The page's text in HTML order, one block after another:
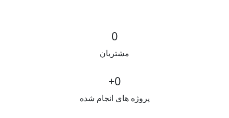
0
مشتریان
0
+
پروژه های انجام شده